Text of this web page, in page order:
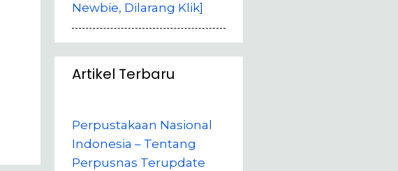
Newbie, Dilarang Klik]
Artikel Terbaru
Perpustakaan Nasional
Indonesia – Tentang
Perpusnas Terupdate